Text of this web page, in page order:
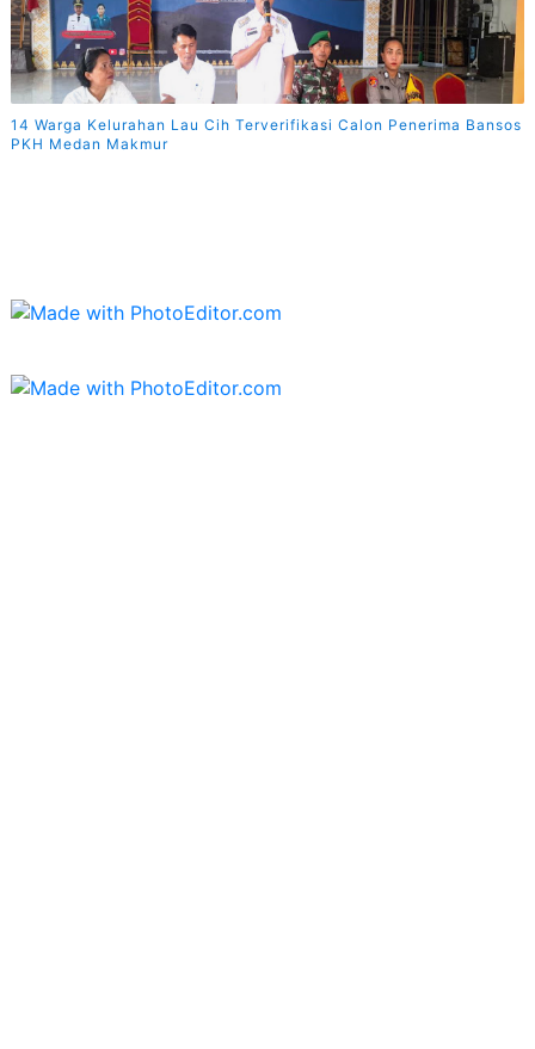
14 Warga Kelurahan Lau Cih Terverifikasi Calon Penerima Bansos
PKH Medan Makmur